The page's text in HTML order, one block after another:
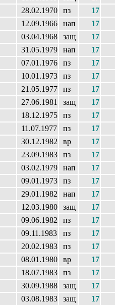
28.02.1970 пз 17
12.09.1966 нап 17
03.04.1968 защ 17
31.05.1979 нап 17
07.01.1976 пз 17
10.01.1973 пз 17
21.05.1977 пз 17
27.06.1981 защ 17
18.12.1975 пз 17
11.07.1977 пз 17
30.12.1982 вр 17
23.09.1983 пз 17
03.02.1979 нап 17
09.01.1973 пз 17
29.01.1982 нап 17
12.03.1980 защ 17
09.06.1982 пз 17
09.11.1983 пз 17
20.02.1983 пз 17
08.01.1980 вр 17
18.07.1983 пз 17
30.09.1988 защ 17
03.08.1983 защ 17